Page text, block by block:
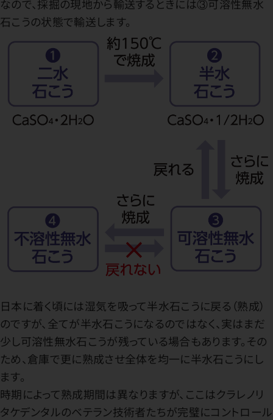
なので、採掘の現地から輸送するときには③可溶性無水
石こうの状態で輸送します。
日本に着く頃には湿気を吸って半水石こうに戻る（熟成）
のですが、全てが半水石こうになるのではなく、実はまだ
少し可溶性無水石こうが残っている場合もあります。その
ため、倉庫で更に熟成させ全体を均一に半水石こうにし
ます。
時期によって熟成期間は異なりますが、ここはクラレノリ
タケデンタルのベテラン技術者たちが完璧にコントロール